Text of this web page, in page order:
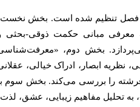
تنظیم شده است. بخش نخست،
مبانی حکمت ذوقی-بحثی و
بخش دوم، «معرفت‌شناسی
ابصار، ادراک خیالی، عقلانی
را بررسی می‌کند. بخش سوم با
تحلیل مفاهیم زیبایی، عشق، لذت،